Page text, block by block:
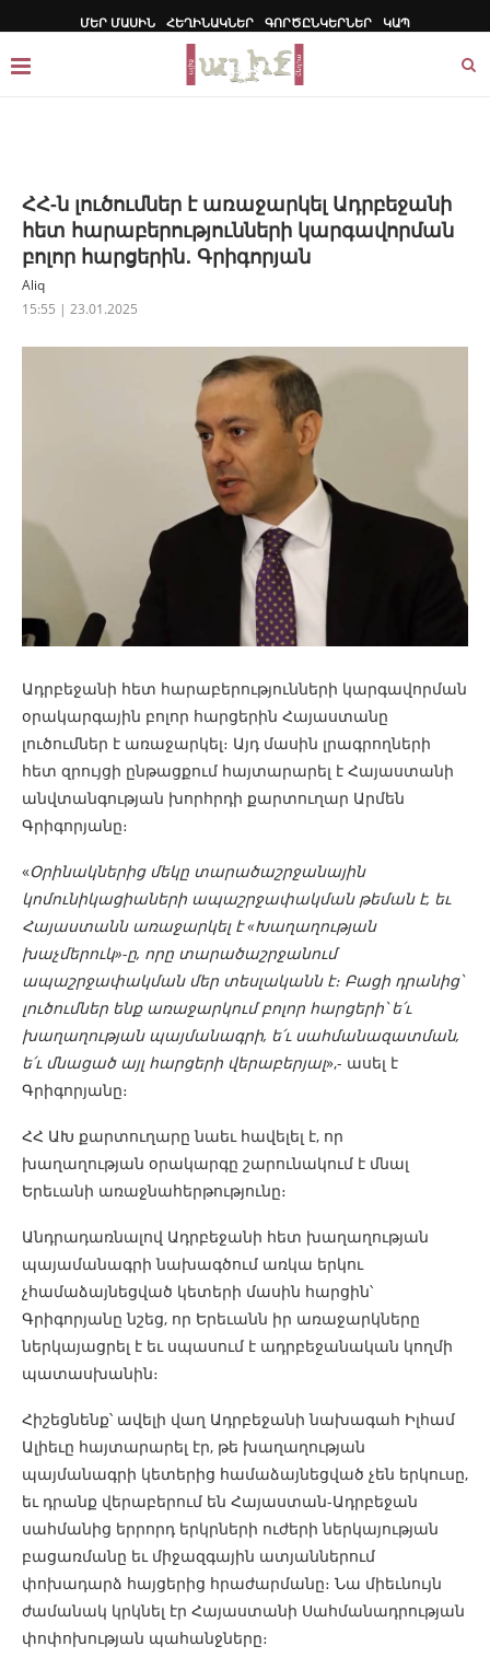
ՄԵՐ ՄԱՍԻՆ ՀԵՂԻՆԱԿՆԵՐ ԳՈՐԾԸՆԿԵՐՆԵՐ ԿԱՊ
ՀՀ-ն լուծումներ է առաջարկել Ադրբեջանի
հետ հարաբերությունների կարգավորման
բոլոր հարցերին․ Գրիգորյան
Aliq
15:55 | 23.01.2025
Ադրբեջանի հետ հարաբերությունների կարգավորման
օրակարգային բոլոր հարցերին Հայաստանը
լուծումներ է առաջարկել։ Այդ մասին լրագրողների
հետ զրույցի ընթացքում հայտարարել է Հայաստանի
անվտանգության խորհրդի քարտուղար Արմեն
Գրիգորյանը։
«Օրինակներից մեկը տարածաշրջանային
կոմունիկացիաների ապաշրջափակման թեման է, եւ
Հայաստանն առաջարկել է «Խաղաղության
խաչմերուկ»-ը, որը տարածաշրջանում
ապաշրջափակման մեր տեսլականն է։ Բացի դրանից՝
լուծումներ ենք առաջարկում բոլոր հարցերի՝ ե՛ւ
խաղաղության պայմանագրի, ե՛ւ սահմանազատման,
ե՛ւ մնացած այլ հարցերի վերաբերյալ»,- ասել է
Գրիգորյանը։
ՀՀ ԱԽ քարտուղարը նաեւ հավելել է, որ
խաղաղության օրակարգը շարունակում է մնալ
Երեւանի առաջնահերթությունը։
Անդրադառնալով Ադրբեջանի հետ խաղաղության
պայամանագրի նախագծում առկա երկու
չհամաձայնեցված կետերի մասին հարցին՝
Գրիգորյանը նշեց, որ Երեւանն իր առաջարկները
ներկայացրել է եւ սպասում է ադրբեջանական կողմի
պատասխանին։
Հիշեցնենք՝ ավելի վաղ Ադրբեջանի նախագահ Իլհամ
Ալիեւը հայտարարել էր, թե խաղաղության
պայմանագրի կետերից համաձայնեցված չեն երկուսը,
եւ դրանք վերաբերում են Հայաստան-Ադրբեջան
սահմանից երրորդ երկրների ուժերի ներկայության
բացառմանը եւ միջազգային ատյաններում
փոխադարձ հայցերից հրաժարմանը։ Նա միեւնույն
ժամանակ կրկնել էր Հայաստանի Սահմանադրության
փոփոխության պահանջները։